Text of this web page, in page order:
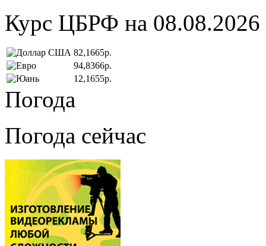
Курс ЦБРФ на 08.08.2026
82,1665р.
94,8366р.
12,1655р.
Погода
Погода сейчас